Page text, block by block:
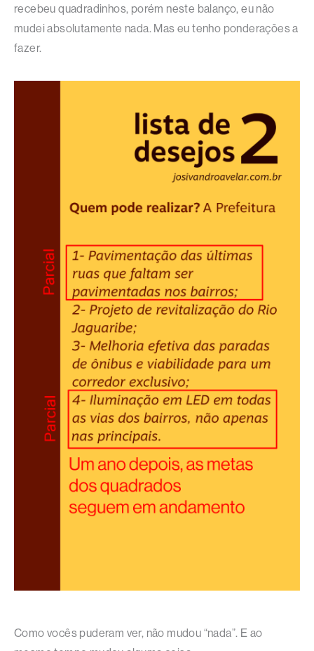
recebeu quadradinhos, porém neste balanço, eu não
mudei absolutamente nada. Mas eu tenho ponderações a
fazer.
Como vocês puderam ver, não mudou “nada”. E ao